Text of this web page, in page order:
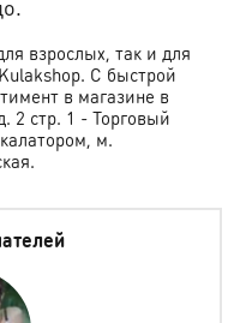
взрослых, так и для
С быстрой
в магазине в
2 стр. 1 - Торговый
м.